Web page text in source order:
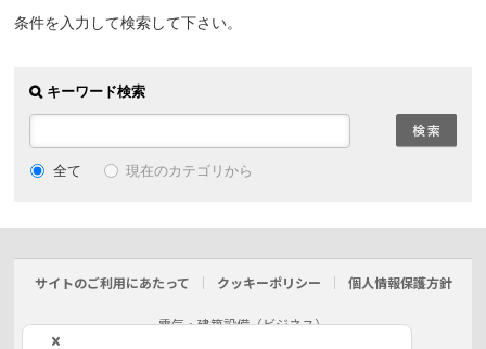
条件を入力して検索して下さい。
キーワード検索
全て 現在のカテゴリから
サイトのご利用にあたって クッキーポリシー 個人情報保護方針
電気・建築設備（ビジネス）